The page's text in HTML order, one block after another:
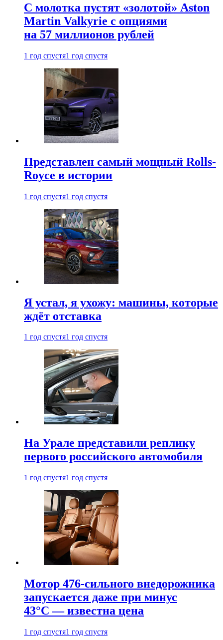
С молотка пустят «золотой» Aston
Martin Valkyrie с опциями
на 57 миллионов рублей
1 год спустя1 год спустя
Представлен самый мощный Rolls-
Royce в истории
1 год спустя1 год спустя
Я устал, я ухожу: машины, которые
ждёт отставка
1 год спустя1 год спустя
На Урале представили реплику
первого российского автомобиля
1 год спустя1 год спустя
Мотор 476-сильного внедорожника
запускается даже при минус
43°С — известна цена
1 год спустя1 год спустя